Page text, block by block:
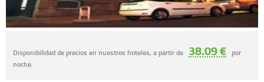
Disponibilidad de precios en nuestros hoteles, a partir de 38.09 € por
noche.